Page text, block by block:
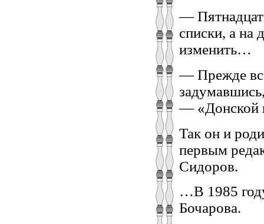
—
списки, а на
изменить…
— Прежде
— «Донской
Так он и
первым
Сидоров.
…В 1985
Бочарова.